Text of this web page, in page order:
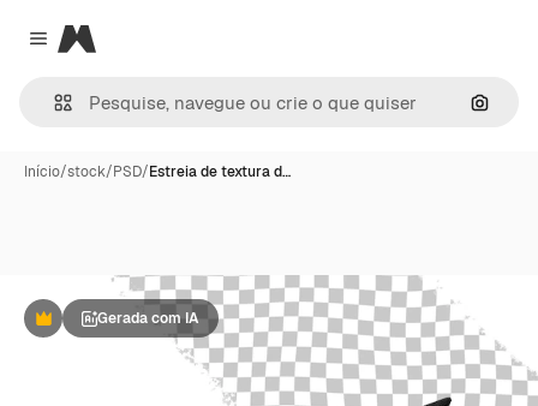
Close menu
Magnific
Início/stock/PSD/Estreia de textura d…
PremiumGerada com IA